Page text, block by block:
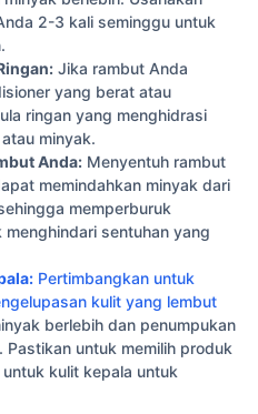
2-3 kali seminggu untuk
Jika rambut Anda
yang berat atau
ringan yang menghidrasi
minyak.
Anda: Menyentuh rambut
memindahkan minyak dari
memperburuk
menghindari sentuhan yang
Pertimbangkan untuk
kulit yang lembut
berlebih dan penumpukan
untuk memilih produk
kulit kepala untuk